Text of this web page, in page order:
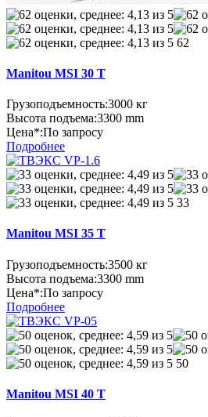
62
Manitou MSI 30 T
Грузоподъемность:3000 кг
Высота подъема:3300 mm
Цена*:По запросу
Подробнее
33
Manitou MSI 35 T
Грузоподъемность:3500 кг
Высота подъема:3300 mm
Цена*:По запросу
Подробнее
50
Manitou MSI 40 T